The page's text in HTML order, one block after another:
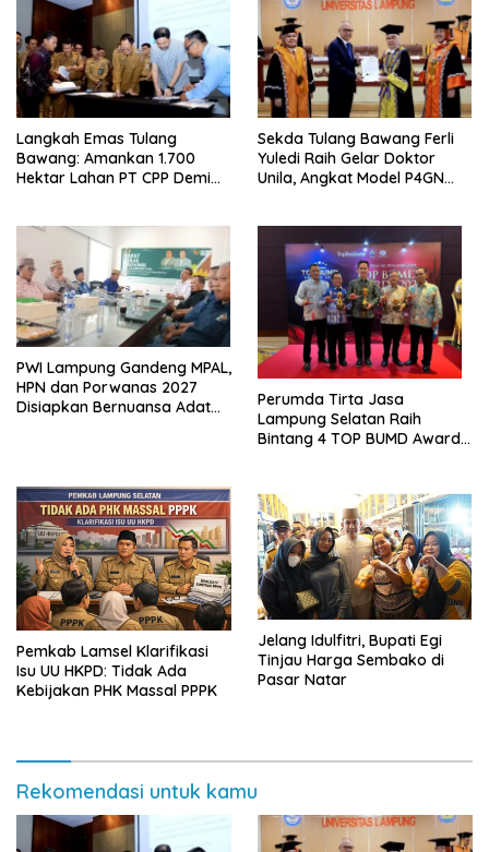
Langkah Emas Tulang
Bawang: Amankan 1.700
Hektar Lahan PT CPP Demi
Sekda Tulang Bawang Ferli
Yuledi Raih Gelar Doktor
Unila, Angkat Model P4GN
PWI Lampung Gandeng MPAL,
HPN dan Porwanas 2027
Disiapkan Bernuansa Adat
Perumda Tirta Jasa
Lampung Selatan Raih
Bintang 4 TOP BUMD Awards
Pemkab Lamsel Klarifikasi
Isu UU HKPD: Tidak Ada
Kebijakan PHK Massal PPPK
Jelang Idulfitri, Bupati Egi
Tinjau Harga Sembako di
Pasar Natar
Rekomendasi untuk kamu